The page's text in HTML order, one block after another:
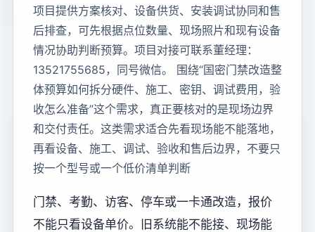
项目提供方案核对、设备供货、安装调试协同和售
后排查，可先根据点位数量、现场照片和现有设备
情况协助判断预算。项目对接可联系董经理：
13521755685，同号微信。 围绕“国密门禁改造整
体预算如何拆分硬件、施工、密钥、调试费用，验
收怎么准备”这个需求，真正要核对的是现场边界
和交付责任。这类需求适合先看现场能不能落地，
再看设备、施工、调试、验收和售后边界，不要只
按一个型号或一个低价清单判断
门禁、考勤、访客、停车或一卡通改造，报价
不能只看设备单价。旧系统能不能接、现场能